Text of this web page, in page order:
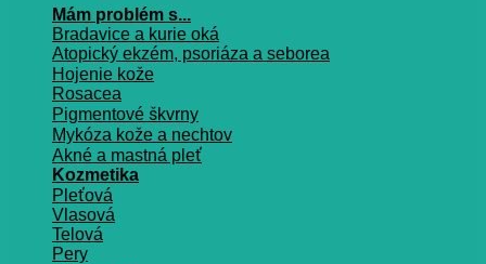
Mám problém s...
Bradavice a kurie oká
Atopický ekzém, psoriáza a seborea
Hojenie kože
Rosacea
Pigmentové škvrny
Mykóza kože a nechtov
Akné a mastná pleť
Kozmetika
Pleťová
Vlasová
Telová
Pery